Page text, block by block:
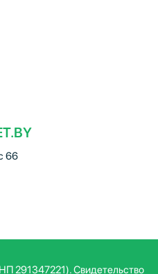
66
291347221). Свидетельство